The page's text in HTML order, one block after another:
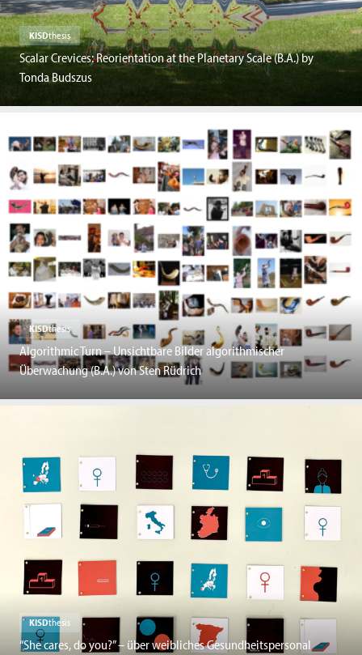
KISDthesis
Scalar Crevices: Reorientation at the Planetary Scale (B.A.) by
Tonda Budszus
KISDthesis
Algorithmic Turn – Unsichtbare Bilder algorithmischer
Überwachung (B.A.) von Sten Rüdrich
KISDthesis
“She cares, do you?” – über weibliches Gesundheitspersonal